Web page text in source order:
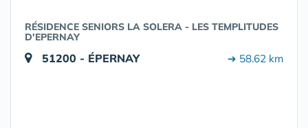
RÉSIDENCE SENIORS LA SOLERA - LES TEMPLITUDES
D'EPERNAY
51200 - ÉPERNAY ➔ 58.62 km